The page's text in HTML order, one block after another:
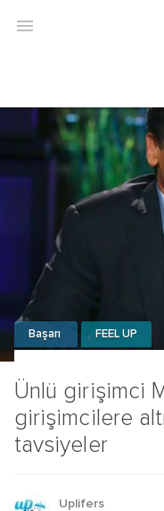

Ünlü girişimci
girişimcilere
tavsiyeler
Başarı FEEL UP
Uplifers